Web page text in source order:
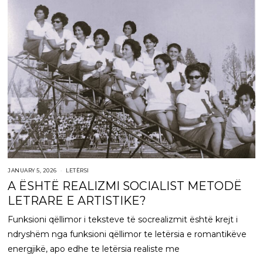
JANUARY 5, 2026 LETËRSI
A ËSHTË REALIZMI SOCIALIST METODË
LETRARE E ARTISTIKE?
Funksioni qëllimor i teksteve të socrealizmit është krejt i
ndryshëm nga funksioni qëllimor te letërsia e romantikëve
energjikë, apo edhe te letërsia realiste me